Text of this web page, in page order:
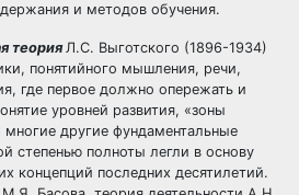
и методов обучения.
теорияЛ.С. Выготского (1896-1934)
понятийного мышления, речи,
где первое должно опережать и
уровней развития, «зоны
другие фундаментальные
степенью полноты легли в основу
концепций последних десятилетий.